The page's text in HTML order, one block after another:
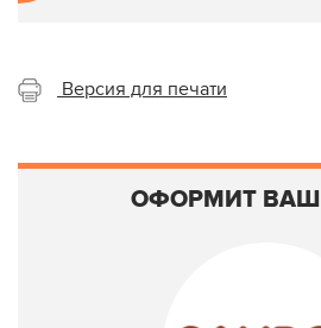
Версия для печати
ОФОРМИТ ВАШ